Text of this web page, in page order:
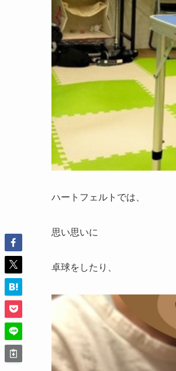
ハートフェルトでは、
思い思いに
卓球をしたり、